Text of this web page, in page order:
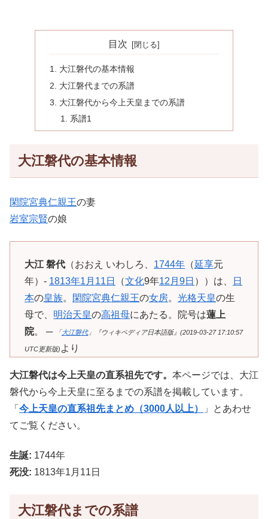
目次
大江磐代の基本情報
大江磐代までの系譜
大江磐代から今上天皇までの系譜
系譜1
大江磐代の基本情報
閑院宮典仁親王の妻
岩室宗賢の娘
大江 磐代 （おおえ いわしろ、 1744年 （延享元
年）- 1813年1月11日 （文化9年12月9日 ））は、
日
本の皇族。 閑院宮典仁親王の女房。 光格天皇の生
母で、 明治天皇の高祖母にあたる。院号は蓮上
院。 ─ 「大江磐代」『ウィキペディア日本語版』(2019-03-27 17:10:57
UTC更新版) より
大江磐代は今上天皇の直系祖先です。 本ページでは、大江
磐代から今上天皇に至るまでの系譜を掲載しています。
「 今上天皇の直系祖先まとめ（3000人以上）
」とあわせ
てご覧ください。
生誕: 1744年
死没: 1813年1月11日
大江磐代までの系譜